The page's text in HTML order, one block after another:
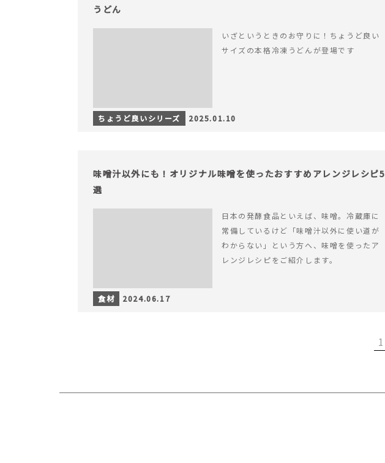
うどん
いざというときのお守りに！ちょうど良い
サイズの本格冷凍うどんが登場です
ちょうど良いシリーズ 2025.01.10
味噌汁以外にも！オリジナル味噌を使ったおすすめアレンジレシピ5
選
日本の発酵食品といえば、味噌。冷蔵庫に
常備しているけど「味噌汁以外に使い道が
わからない」という方へ、味噌を使ったア
レンジレシピをご紹介します。
食材 2024.06.17
1